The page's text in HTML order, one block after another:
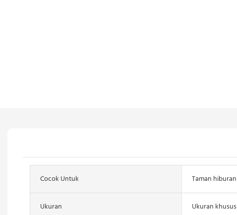
Cocok Untuk Taman hiburan
Ukuran Ukuran khusus